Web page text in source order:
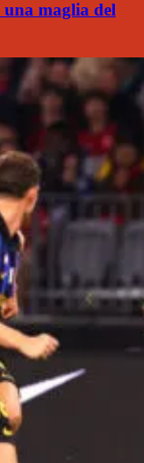
maglia del